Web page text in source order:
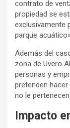
contrato de
propiedad se
exclusivamente
parque
Además del
zona de Uvero
personas y
pretenden
no le
Impacto